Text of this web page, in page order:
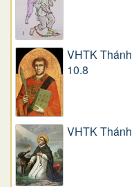
VHTK
10.8
VHTK